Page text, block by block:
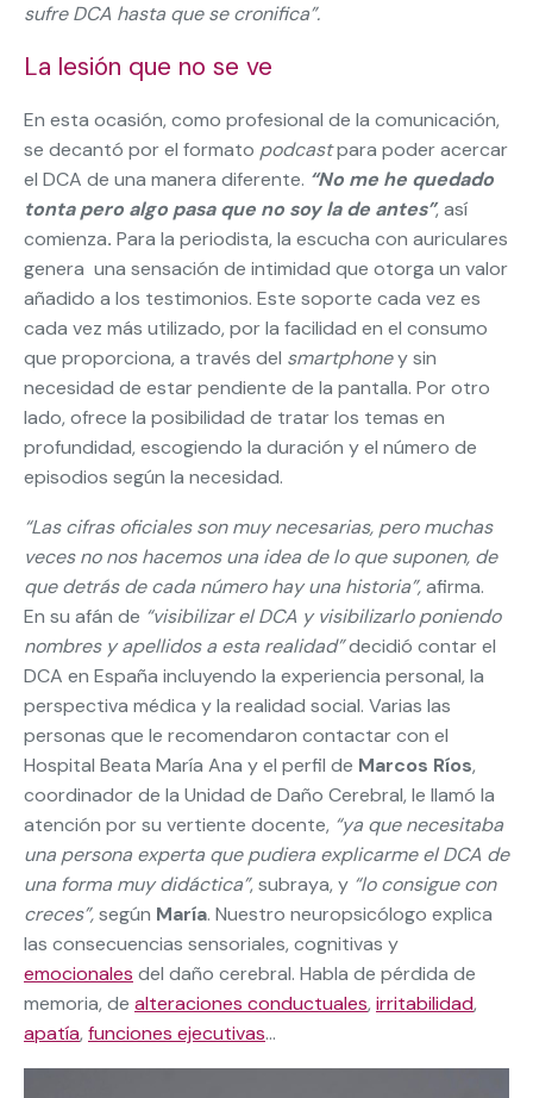
sufre DCA hasta que se cronifica”.
La lesión que no se ve
En esta ocasión, como profesional de la comunicación,
se decantó por el formato podcastpara poder acercar
el DCA de una manera diferente. “No me he quedado
tonta pero algo pasa que no soy la de antes”, así
comienza. Para la periodista, la escucha con auriculares
genera una sensación de intimidad que otorga un valor
añadido a los testimonios. Este soporte cada vez es
cada vez más utilizado, por la facilidad en el consumo
que proporciona, a través del smartphoney sin
necesidad de estar pendiente de la pantalla. Por otro
lado, ofrece la posibilidad de tratar los temas en
profundidad, escogiendo la duración y el número de
episodios según la necesidad.
“Las cifras oficiales son muy necesarias, pero muchas
veces no nos hacemos una idea de lo que suponen, de
que detrás de cada número hay una historia”,afirma.
En su afán de “visibilizar el DCA y visibilizarlo poniendo
nombres y apellidos a esta realidad”decidió contar el
DCA en España incluyendo la experiencia personal, la
perspectiva médica y la realidad social. Varias las
personas que le recomendaron contactar con el
Hospital Beata María Ana y el perfil de Marcos Ríos,
coordinador de la Unidad de Daño Cerebral, le llamó la
atención por su vertiente docente, “ya que necesitaba
una persona experta que pudiera explicarme el DCA de
una forma muy didáctica”, subraya, y “lo consigue con
creces”,según María. Nuestro neuropsicólogo explica
las consecuencias sensoriales, cognitivas y
emocionales del daño cerebral. Habla de pérdida de
memoria, de alteraciones conductuales, irritabilidad,
apatía, funciones ejecutivas…